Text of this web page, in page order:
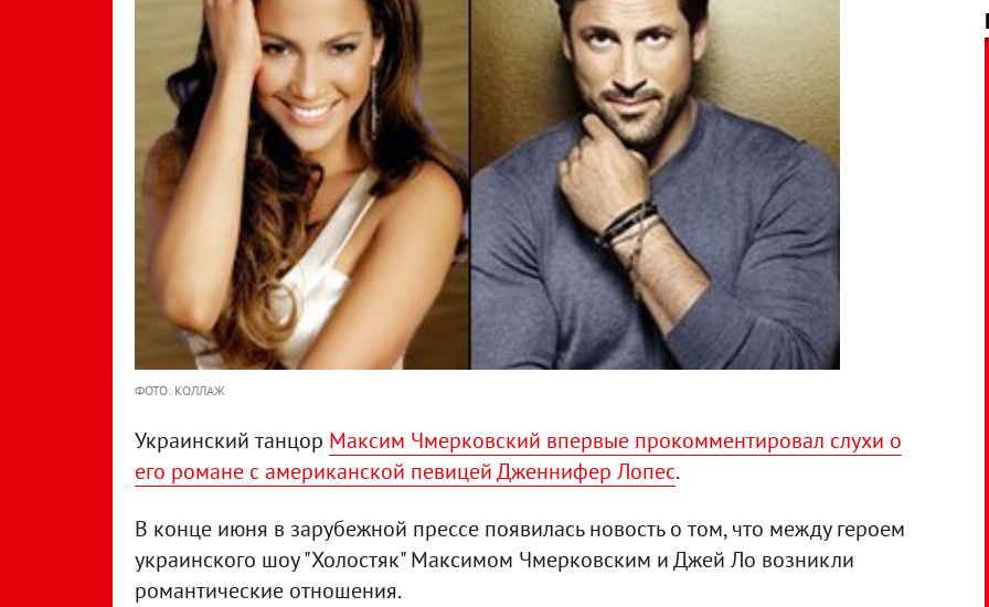
ФОТО: КОЛЛАЖ
Украинский танцор Максим Чмерковский впервые прокомментировал слухи о
его романе с американской певицей Дженнифер Лопес.
В конце июня в зарубежной прессе появилась новость о том, что между героем
украинского шоу "Холостяк" Максимом Чмерковским и Джей Ло возникли
романтические отношения.